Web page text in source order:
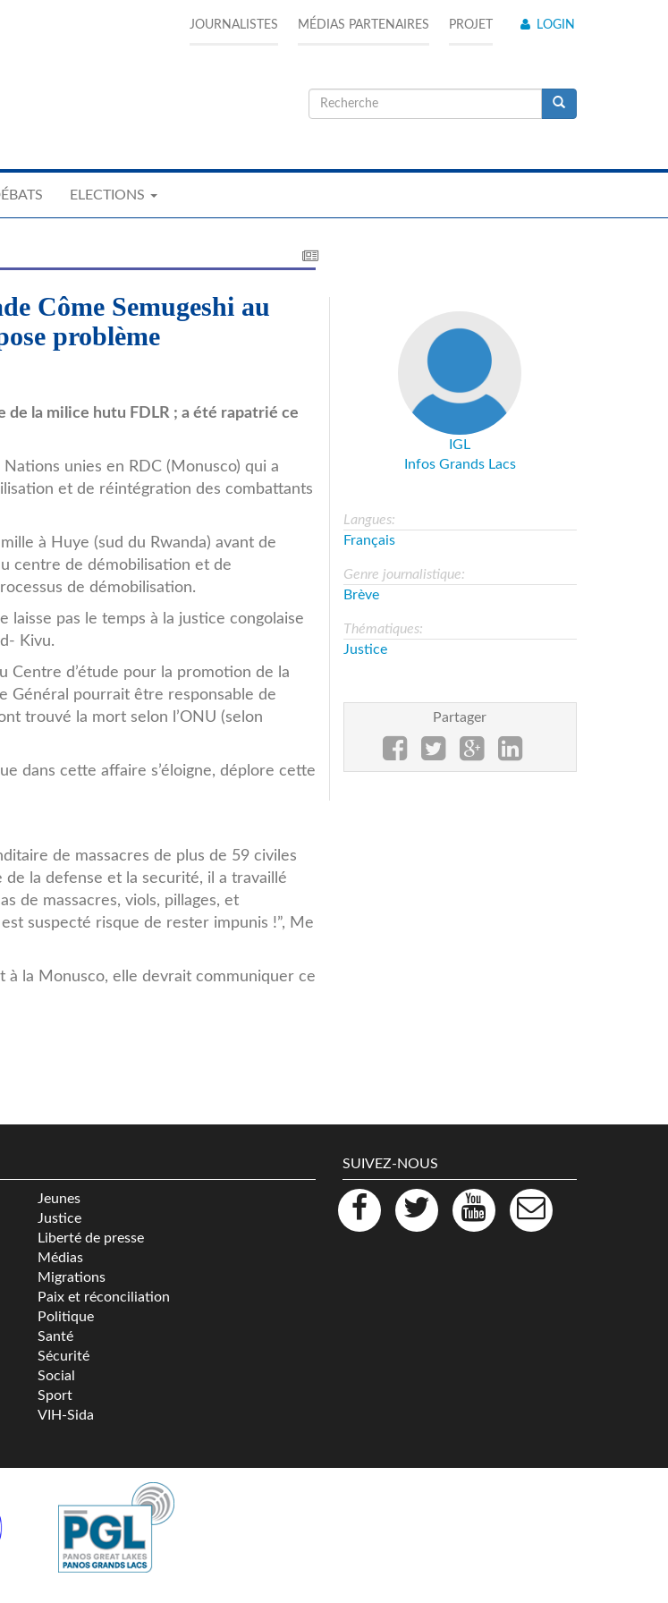
JOURNALISTES MÉDIAS PARTENAIRES PROJET LOGIN
Formulaire
recherche
ELECTIONS
Côme Semugeshi au
problème
de la milice hutu FDLR ; a été rapatrié ce
unies en RDC (Monusco) qui a
et de réintégration des combattants
à Huye (sud du Rwanda) avant de
centre de démobilisation et de
de démobilisation.
pas le temps à la justice congolaise
Kivu.
d’étude pour la promotion de la
Général pourrait être responsable de
trouvé la mort selon l’ONU (selon
dans cette affaire s’éloigne, déplore cette
de massacres de plus de 59 civiles
de la defense et la securité, il a travaillé
de massacres, viols, pillages, et
suspecté risque de rester impunis !”, Me
à la Monusco, elle devrait communiquer ce
IGL
Infos Grands Lacs
Langues:
Français
Genre journalistique:
Brève
Thématiques:
Justice
Partager
Jeunes
Justice
Liberté de presse
Médias
Migrations
Paix et réconciliation
Politique
Santé
Sécurité
Social
Sport
VIH-Sida
SUIVEZ-NOUS